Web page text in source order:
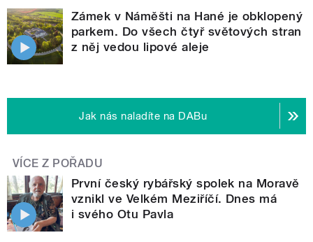
Zámek v Náměšti na Hané je obklopený
parkem. Do všech čtyř světových stran
z něj vedou lipové aleje
Jak nás naladíte na DABu
VÍCE Z POŘADU
První český rybářský spolek na Moravě
vznikl ve Velkém Meziříčí. Dnes má
i svého Otu Pavla